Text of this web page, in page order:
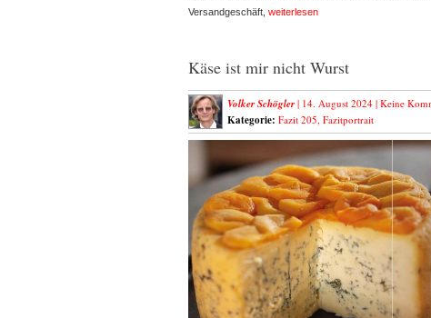
Versandgeschäft, weiterlesen
Käse ist mir nicht Wurst
Volker Schögler| 14. August 2024 | Keine
Kategorie: Fazit 205, Fazitportrait